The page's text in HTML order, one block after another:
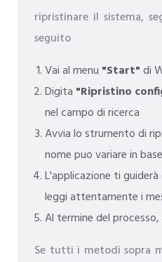
ripristinare il sistema,
seguito
Vai al menu "Start"di
Digita "Ripristino
nel campo di ricerca
Avvia lo strumento di
nome puo variare in
L'applicazione ti
leggi attentamente i
Al termine del
Se tutti i metodi sopra